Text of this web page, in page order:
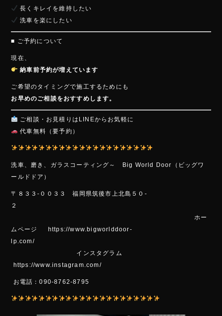
長くキレイを維持したい
洗車を楽にしたい
■ ご予約について
現在、
納車前予約が増えています
ご希望のタイミングで施工するためにも
お早めのご相談をおすすめします。
ご相談・お見積りはLINEからお気軽に
代車無料（要予約）
洗車、磨き
、ガラスコーティング～ Big World Door（ビッグワ
ールドドア）
〒８３３-００３３ 福岡県筑後市上北島５０-
２
ホー
ムページ https://www.bigworlddoor-
lp.com/
インスタグラム
https://www.instagram.com/
お電話：090-8762-8795